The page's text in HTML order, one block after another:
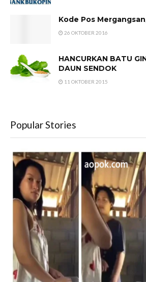
Kode Pos
26 OKTOBER 2016
HANCURKAN BATU
DAUN SENDOK
11 OKTOBER 2015
Popular Stories